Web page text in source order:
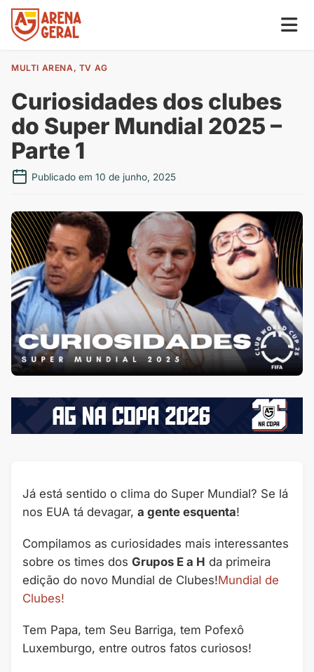
MULTI ARENA , TV AG
Curiosidades dos clubes
do Super Mundial 2025 –
Parte 1
Publicado em 10 de junho, 2025
Já está sentido o clima do Super Mundial? Se lá
nos EUA tá devagar, a gente esquenta!
Compilamos as curiosidades mais interessantes
sobre os times dos Grupos E a H da primeira
edição do novo Mundial de Clubes!Mundial de
Clubes!
Tem Papa, tem Seu Barriga, tem Pofexô
Luxemburgo, entre outros fatos curiosos!